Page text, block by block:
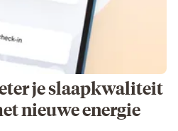
je slaapkwaliteit
nieuwe energie